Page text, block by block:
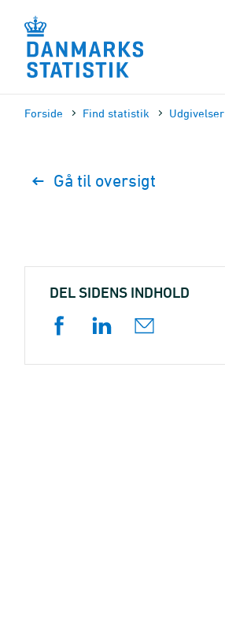
sidens
indhold
Forside Find statistik Udgivelser
Gå til oversigt
DEL SIDENS INDHOLD